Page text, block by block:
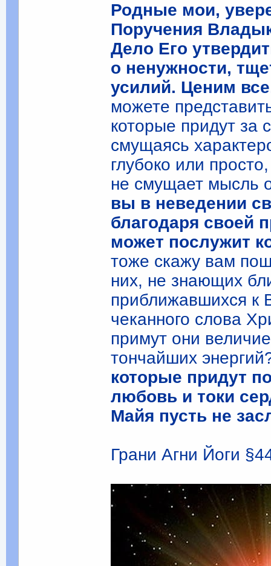
Родные мои,
Поручения
Дело Его
о ненужности,
усилий. Ценим
можете
которые придут за
смущаясь
глубоко или
не смущает мысль
вы в неведении
благодаря своей
может послужит
тоже скажу вам
них, не знающих
приближавшихся к
чеканного слова
примут они
тончайших
которые придут
любовь и токи
Майя пусть не
Грани Агни Йоги